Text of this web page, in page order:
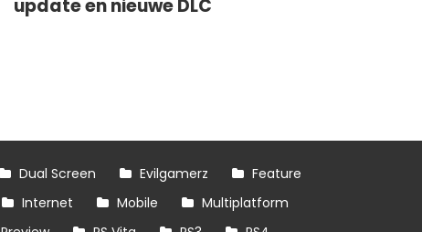
update en nieuwe DLC
Dual Screen Evilgamerz
Feature
Internet Mobile
Multiplatform